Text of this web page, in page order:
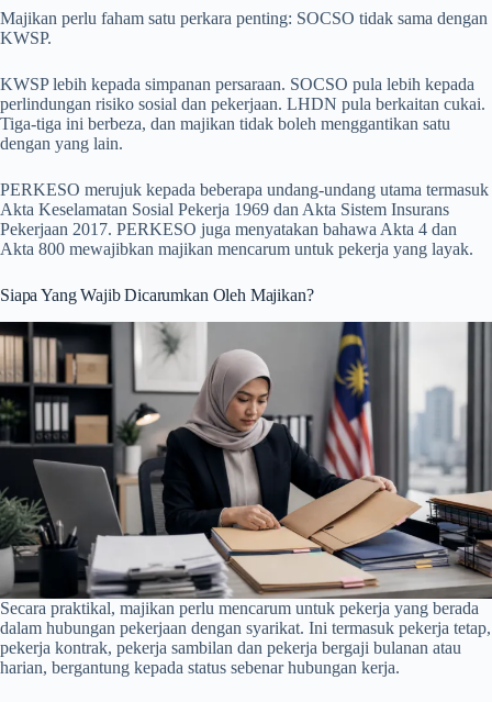
Majikan perlu faham satu perkara penting: SOCSO tidak sama dengan
KWSP.
KWSP lebih kepada simpanan persaraan. SOCSO pula lebih kepada
perlindungan risiko sosial dan pekerjaan. LHDN pula berkaitan cukai.
Tiga-tiga ini berbeza, dan majikan tidak boleh menggantikan satu
dengan yang lain.
PERKESO merujuk kepada beberapa undang-undang utama termasuk
Akta Keselamatan Sosial Pekerja 1969 dan Akta Sistem Insurans
Pekerjaan 2017. PERKESO juga menyatakan bahawa Akta 4 dan
Akta 800 mewajibkan majikan mencarum untuk pekerja yang layak.
Siapa Yang Wajib Dicarumkan Oleh Majikan?
Secara praktikal, majikan perlu mencarum untuk pekerja yang berada
dalam hubungan pekerjaan dengan syarikat. Ini termasuk pekerja tetap,
pekerja kontrak, pekerja sambilan dan pekerja bergaji bulanan atau
harian, bergantung kepada status sebenar hubungan kerja.